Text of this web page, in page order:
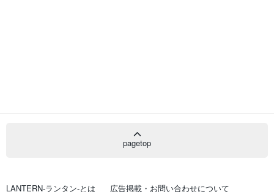
pagetop
LANTERN-ランタン-とは 広告掲載・お問い合わせについて